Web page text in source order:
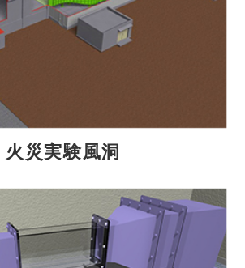
火災実験風洞